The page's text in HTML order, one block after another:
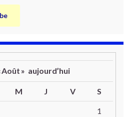
Août » aujourd’hui
M J V S
1